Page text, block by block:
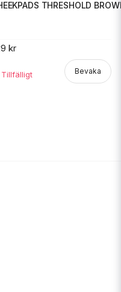
THRESHOLD
kr
Bevaka